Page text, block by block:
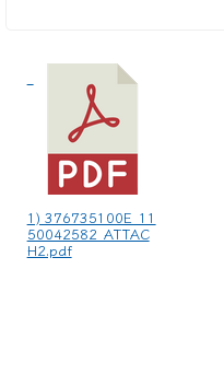
1) 376735100E_11
50042582_ATTAC
H2.pdf